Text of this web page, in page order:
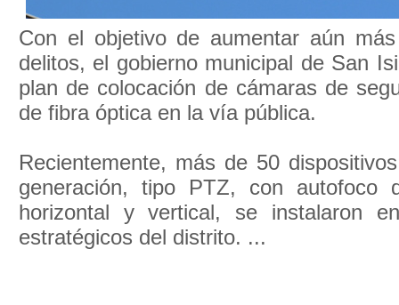
Con el objetivo de aumentar aún
delitos, el gobierno municipal de San
plan de colocación de cámaras de
de fibra óptica en la vía pública.
Recientemente, más de 50
generación, tipo PTZ, con autofoco
horizontal y vertical, se instalaron
estratégicos del distrito. ...